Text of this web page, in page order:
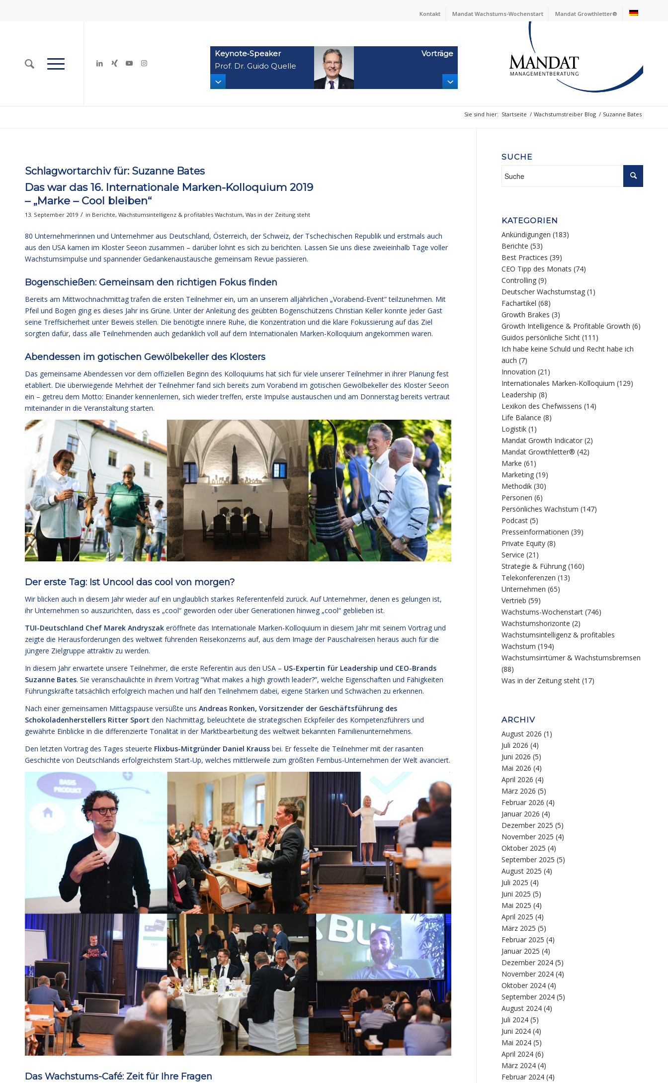
Kontakt Mandat Wachstums-Wochenstart Mandat Growthletter®
Keynote‑Speaker
Prof. Dr. Guido Quelle
Vorträge
Sie sind hier: Startseite / Wachstumstreiber Blog / Suzanne Bates
Schlagwortarchiv für: Suzanne Bates
Das war das 16. Internationale Marken-Kolloquium 2019
– „Marke – Cool bleiben“
13. September 2019 / in Berichte, Wachstumsintelligenz & profitables Wachstum, Was in der Zeitung steht
80 Unternehmerinnen und Unternehmer aus Deutschland, Österreich, der Schweiz, der Tschechischen Republik und erstmals auch
aus den USA kamen im Kloster Seeon zusammen – darüber lohnt es sich zu berichten. Lassen Sie uns diese zweieinhalb Tage voller
Wachstumsimpulse und spannender Gedankenaustausche gemeinsam Revue passieren.
Bogenschießen: Gemeinsam den richtigen Fokus finden
Bereits am Mittwochnachmittag trafen die ersten Teilnehmer ein, um an unserem alljährlichen „Vorabend-Event“ teilzunehmen. Mit
Pfeil und Bogen ging es dieses Jahr ins Grüne. Unter der Anleitung des geübten Bogenschützens Christian Keller konnte jeder Gast
seine Treffsicherheit unter Beweis stellen. Die benötigte innere Ruhe, die Konzentration und die klare Fokussierung auf das Ziel
sorgten dafür, dass alle Teilnehmenden auch gedanklich voll auf dem Internationalen Marken-Kolloquium angekommen waren.
Abendessen im gotischen Gewölbekeller des Klosters
Das gemeinsame Abendessen vor dem offiziellen Beginn des Kolloquiums hat sich für viele unserer Teilnehmer in ihrer Planung fest
etabliert. Die überwiegende Mehrheit der Teilnehmer fand sich bereits zum Vorabend im gotischen Gewölbekeller des Kloster Seeon
ein – getreu dem Motto: Einander kennenlernen, sich wieder treffen, erste Impulse austauschen und am Donnerstag bereits vertraut
miteinander in die Veranstaltung starten.
Der erste Tag: Ist Uncool das cool von morgen?
Wir blicken auch in diesem Jahr wieder auf ein unglaublich starkes Referentenfeld zurück. Auf Unternehmer, denen es gelungen ist,
ihr Unternehmen so auszurichten, dass es „cool“ geworden oder über Generationen hinweg „cool“ geblieben ist.
TUI-Deutschland Chef Marek Andryszak eröffnete das Internationale Marken-Kolloquium in diesem Jahr mit seinem Vortrag und
zeigte die Herausforderungen des weltweit führenden Reisekonzerns auf, aus dem Image der Pauschalreisen heraus auch für die
jüngere Zielgruppe attraktiv zu werden.
In diesem Jahr erwartete unsere Teilnehmer, die erste Referentin aus den USA – US-Expertin für Leadership und CEO-Brands
Suzanne Bates. Sie veranschaulichte in ihrem Vortrag “What makes a high growth leader?”, welche Eigenschaften und Fähigkeiten
Führungskräfte tatsächlich erfolgreich machen und half den Teilnehmern dabei, eigene Stärken und Schwächen zu erkennen.
Nach einer gemeinsamen Mittagspause versüßte uns Andreas Ronken, Vorsitzender der Geschäftsführung des
Schokoladenherstellers Ritter Sport den Nachmittag, beleuchtete die strategischen Eckpfeiler des Kompetenzführers und
gewährte Einblicke in die differenzierte Tonalität in der Marktbearbeitung des weltweit bekannten Familienunternehmens.
Den letzten Vortrag des Tages steuerte Flixbus-Mitgründer Daniel Krauss bei. Er fesselte die Teilnehmer mit der rasanten
Geschichte von Deutschlands erfolgreichstem Start-Up, welches mittlerweile zum größten Fernbus-Unternehmen der Welt avanciert.
Das Wachstums-Café: Zeit für Ihre Fragen
SUCHE
KATEGORIEN
Ankündigungen (183)
Berichte (53)
Best Practices (39)
CEO Tipp des Monats (74)
Controlling (9)
Deutscher Wachstumstag (1)
Fachartikel (68)
Growth Brakes (3)
Growth Intelligence & Profitable Growth (6)
Guidos persönliche Sicht (111)
Ich habe keine Schuld und Recht habe ich
auch (7)
Innovation (21)
Internationales Marken-Kolloquium (129)
Leadership (8)
Lexikon des Chefwissens (14)
Life Balance (8)
Logistik (1)
Mandat Growth Indicator (2)
Mandat Growthletter® (42)
Marke (61)
Marketing (19)
Methodik (30)
Personen (6)
Persönliches Wachstum (147)
Podcast (5)
Presseinformationen (39)
Private Equity (8)
Service (21)
Strategie & Führung (160)
Telekonferenzen (13)
Unternehmen (65)
Vertrieb (59)
Wachstums-Wochenstart (746)
Wachstumshorizonte (2)
Wachstumsintelligenz & profitables
Wachstum (194)
Wachstumsirrtümer & Wachstumsbremsen
(88)
Was in der Zeitung steht (17)
ARCHIV
August 2026 (1)
Juli 2026 (4)
Juni 2026 (5)
Mai 2026 (4)
April 2026 (4)
März 2026 (5)
Februar 2026 (4)
Januar 2026 (4)
Dezember 2025 (5)
November 2025 (4)
Oktober 2025 (4)
September 2025 (5)
August 2025 (4)
Juli 2025 (4)
Juni 2025 (5)
Mai 2025 (4)
April 2025 (4)
März 2025 (5)
Februar 2025 (4)
Januar 2025 (4)
Dezember 2024 (5)
November 2024 (4)
Oktober 2024 (4)
September 2024 (5)
August 2024 (4)
Juli 2024 (5)
Juni 2024 (4)
Mai 2024 (5)
April 2024 (6)
März 2024 (4)
Februar 2024 (4)